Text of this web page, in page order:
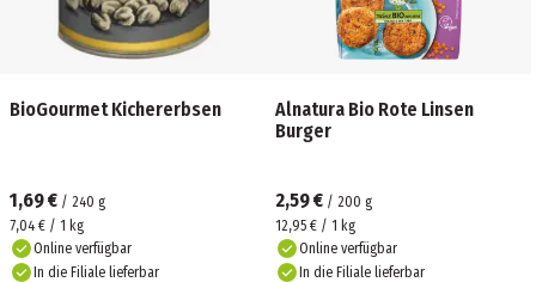
BioGourmet Kichererbsen
1,69 € / 240 g
7,04 € / 1 kg
Online verfügbar
In die Filiale lieferbar
Alnatura Bio Rote Linsen
Burger
2,59 € / 200 g
12,95 € / 1 kg
Online verfügbar
In die Filiale lieferbar